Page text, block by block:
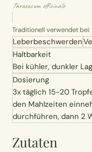
Blüten-Finder
Phänologie-
Vogelstimmen
Gartenplaner
Taraxacum officinale
Traditionell verwendet bei:
Leberbeschwerden
Haltbarkeit
Bei kühler, dunkler
Dosierung
3x täglich 15-20
den Mahlzeiten
durchführen, dann 2
Zutaten